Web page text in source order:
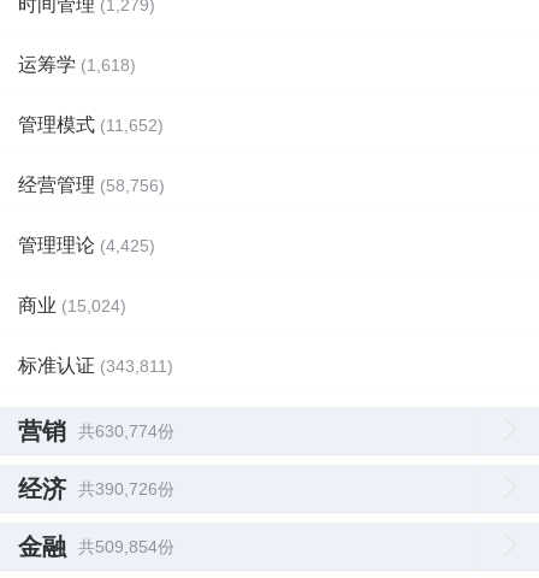
时间管理 (1,279)
运筹学 (1,618)
管理模式 (11,652)
经营管理 (58,756)
管理理论 (4,425)
商业 (15,024)
标准认证 (343,811)
营销 共630,774份
经济 共390,726份
金融 共509,854份